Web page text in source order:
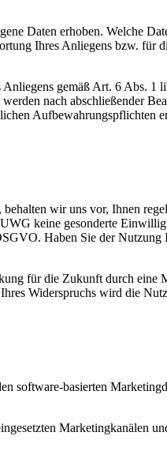
Daten erhoben. Welche
Ihres Anliegens bzw. für
gemäß Art. 6 Abs.
nach abschließender
Aufbewahrungspflichten
wir uns vor, Ihnen
keine gesonderte
Haben Sie der
für die Zukunft durch
Widerspruchs wird die
software-basierten
Marketingkanälen